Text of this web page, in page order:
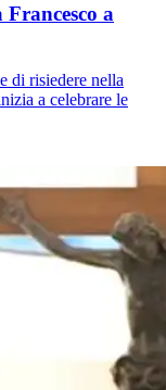
a
di risiedere nella
a celebrare le